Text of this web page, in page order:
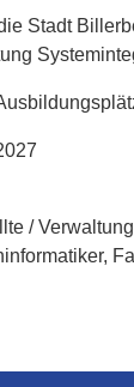
Stadt
/